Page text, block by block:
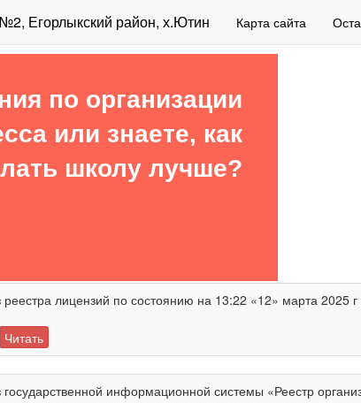
Егорлыкский район, х.Ютин Карта сайта
по организации
или знаете, как
школу лучше?
реестра лицензий по состоянию на 13:22 «12» марта 2025 г
Читать
государственной информационной системы «Реестр